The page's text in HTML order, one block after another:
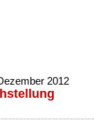
2012